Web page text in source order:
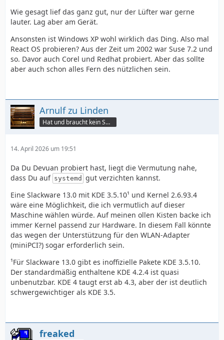
Wie gesagt lief das ganz gut, nur der Lüfter war gerne
lauter. Lag aber am Gerät.
Ansonsten ist Windows XP wohl wirklich das Ding. Also mal
React OS probieren? Aus der Zeit um 2002 war Suse 7.2 und
so. Davor auch Corel und Redhat probiert. Aber das sollte
aber auch schon alles Fern des nützlichen sein.
Arnulf zu Linden
Hat und braucht kein Smartphone!
14. April 2026 um 19:51
Da Du Devuan probiert hast, liegt die Vermutung nahe,
dass Du auf systemd gut verzichten kannst.
Eine Slackware 13.0 mit KDE 3.5.10¹ und Kernel 2.6.93.4
wäre eine Möglichkeit, die ich vermutlich auf dieser
Maschine wählen würde. Auf meinen ollen Kisten backe ich
immer Kernel passend zur Hardware. In diesem Fall könnte
das wegen der Unterstützung für den WLAN-Adapter
(miniPCI?) sogar erforderlich sein.
¹Für Slackware 13.0 gibt es inoffizielle Pakete KDE 3.5.10.
Der standardmäßig enthaltene KDE 4.2.4 ist quasi
unbenutzbar. KDE 4 taugt erst ab 4.3, aber der ist deutlich
schwergewichtiger als KDE 3.5.
freaked